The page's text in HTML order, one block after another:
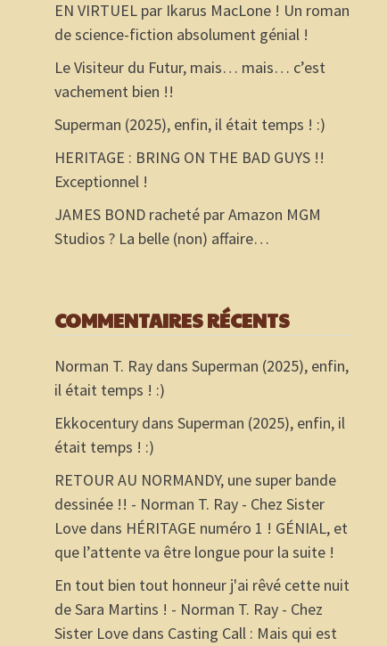
EN VIRTUEL par Ikarus MacLone ! Un roman
de science-fiction absolument génial !
Le Visiteur du Futur, mais… mais… c’est
vachement bien !!
Superman (2025), enfin, il était temps ! :)
HERITAGE : BRING ON THE BAD GUYS !!
Exceptionnel !
JAMES BOND racheté par Amazon MGM
Studios ? La belle (non) affaire…
COMMENTAIRES RÉCENTS
Norman T. Raydans Superman (2025), enfin,
il était temps ! :)
Ekkocenturydans Superman (2025), enfin, il
était temps ! :)
RETOUR AU NORMANDY, une super bande
dessinée !! - Norman T. Ray - Chez Sister
Lovedans HÉRITAGE numéro 1 ! GÉNIAL, et
que l’attente va être longue pour la suite !
En tout bien tout honneur j'ai rêvé cette nuit
de Sara Martins ! - Norman T. Ray - Chez
Sister Lovedans Casting Call : Mais qui est